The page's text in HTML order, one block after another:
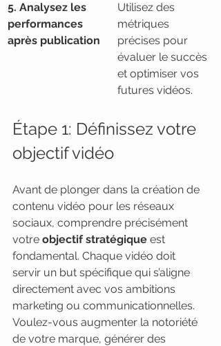
5. Analysez les
performances
après publication
Utilisez des
métriques
précises pour
évaluer le succès
et optimiser vos
futures vidéos.
Étape 1: Définissez votre
objectif vidéo
Avant de plonger dans la création de
contenu vidéo pour les réseaux
sociaux, comprendre précisément
votre objectif stratégique est
fondamental. Chaque vidéo doit
servir un but spécifique qui s’aligne
directement avec vos ambitions
marketing ou communicationnelles.
Voulez-vous augmenter la notoriété
de votre marque, générer des